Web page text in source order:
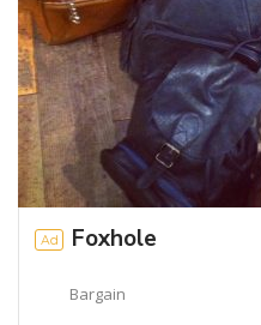
Ad Foxhole
Bargain